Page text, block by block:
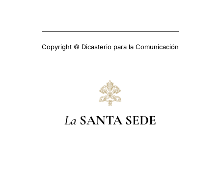
Copyright © Dicasterio para la Comunicación
La SANTA SEDE